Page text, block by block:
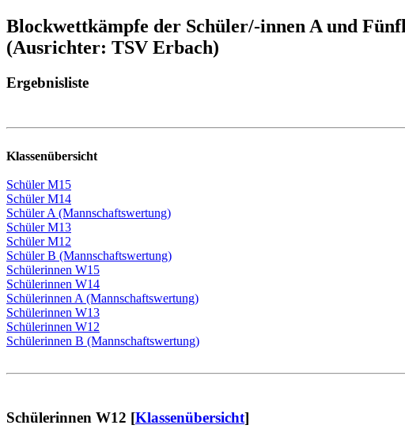
Blockwettkämpfe der Schüler/-innen A und
(Ausrichter: TSV Erbach)
Ergebnisliste
Klassenübersicht
Schüler M15
Schüler M14
Schüler A (Mannschaftswertung)
Schüler M13
Schüler M12
Schüler B (Mannschaftswertung)
Schülerinnen W15
Schülerinnen W14
Schülerinnen A (Mannschaftswertung)
Schülerinnen W13
Schülerinnen W12
Schülerinnen B (Mannschaftswertung)
Schülerinnen W12 [Klassenübersicht]